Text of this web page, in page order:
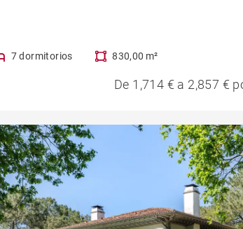
7 dormitorios 830,00 m²
De 1,714 € a 2,857 €